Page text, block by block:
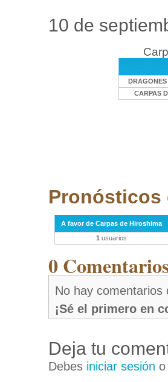
10 de
CARPAS
Pronósticos
A favor de Carpas de Hiroshima
1 usuarios
0
No hay comentarios
¡Sé el primero en
Deja tu
Debes iniciar sesión